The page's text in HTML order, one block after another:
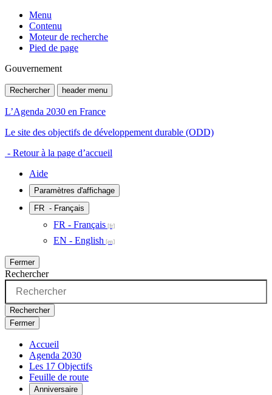
Menu
Contenu
Moteur de recherche
Pied de page
Gouvernement
Rechercher header menu
L’Agenda 2030 en France
Le site des objectifs de développement durable (ODD)
- Retour à la page d’accueil
Aide
Paramètres d'affichage
FR - Français
FR - Français
EN - English
Fermer
Rechercher
Rechercher
Fermer
Accueil
Agenda 2030
Les 17 Objectifs
Feuille de route
Anniversaire